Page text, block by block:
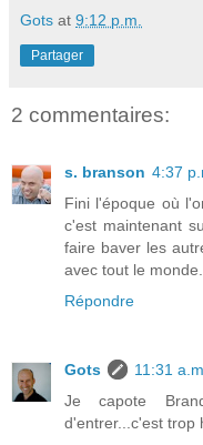
Gots at 9:12 p.m.
Partager
2 commentaires:
s. branson 4:37
Fini l'époque où
c'est maintenant
faire baver les
avec tout le monde.
Répondre
Gots
11:31 a.m.
Je capote
d'entrer...c'est trop